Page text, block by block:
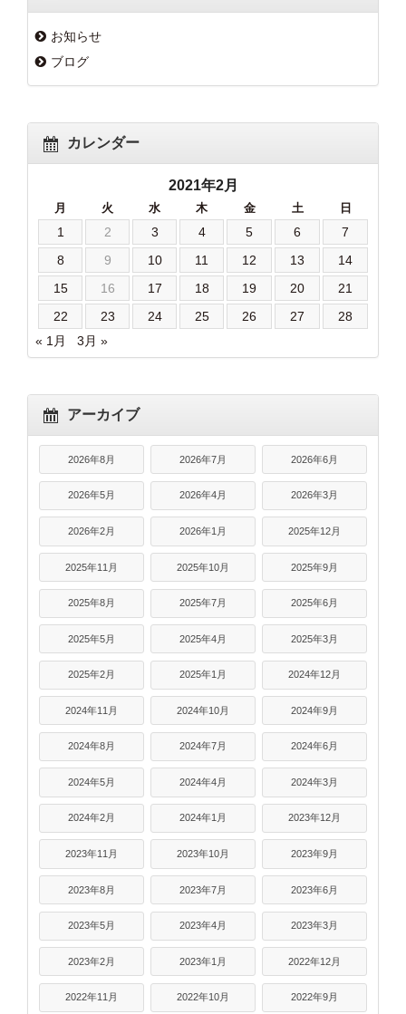
お知らせ
ブログ
カレンダー
2021年2月
月 火 水 木 金 土 日
1 2 3 4 5 6
7
8
9 10 11 12 13
14
15
16 17 18 19 20
21
22
23 24 25 26 27
28
« 1月
3月 »
アーカイブ
2026年8月 2026年7月 2026年6月
2026年5月 2026年4月 2026年3月
2026年2月 2026年1月 2025年12月
2025年11月 2025年10月 2025年9月
2025年8月 2025年7月 2025年6月
2025年5月 2025年4月 2025年3月
2025年2月 2025年1月 2024年12月
2024年11月 2024年10月 2024年9月
2024年8月 2024年7月 2024年6月
2024年5月 2024年4月 2024年3月
2024年2月 2024年1月 2023年12月
2023年11月 2023年10月 2023年9月
2023年8月 2023年7月 2023年6月
2023年5月 2023年4月 2023年3月
2023年2月 2023年1月 2022年12月
2022年11月 2022年10月 2022年9月